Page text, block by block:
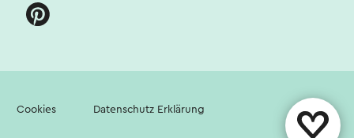
Cookies Datenschutz Erklärung